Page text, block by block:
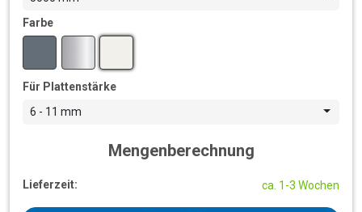
Farbe
Für Plattenstärke
6 - 11 mm
Mengenberechnung
Lieferzeit: ca. 1-3 Wochen